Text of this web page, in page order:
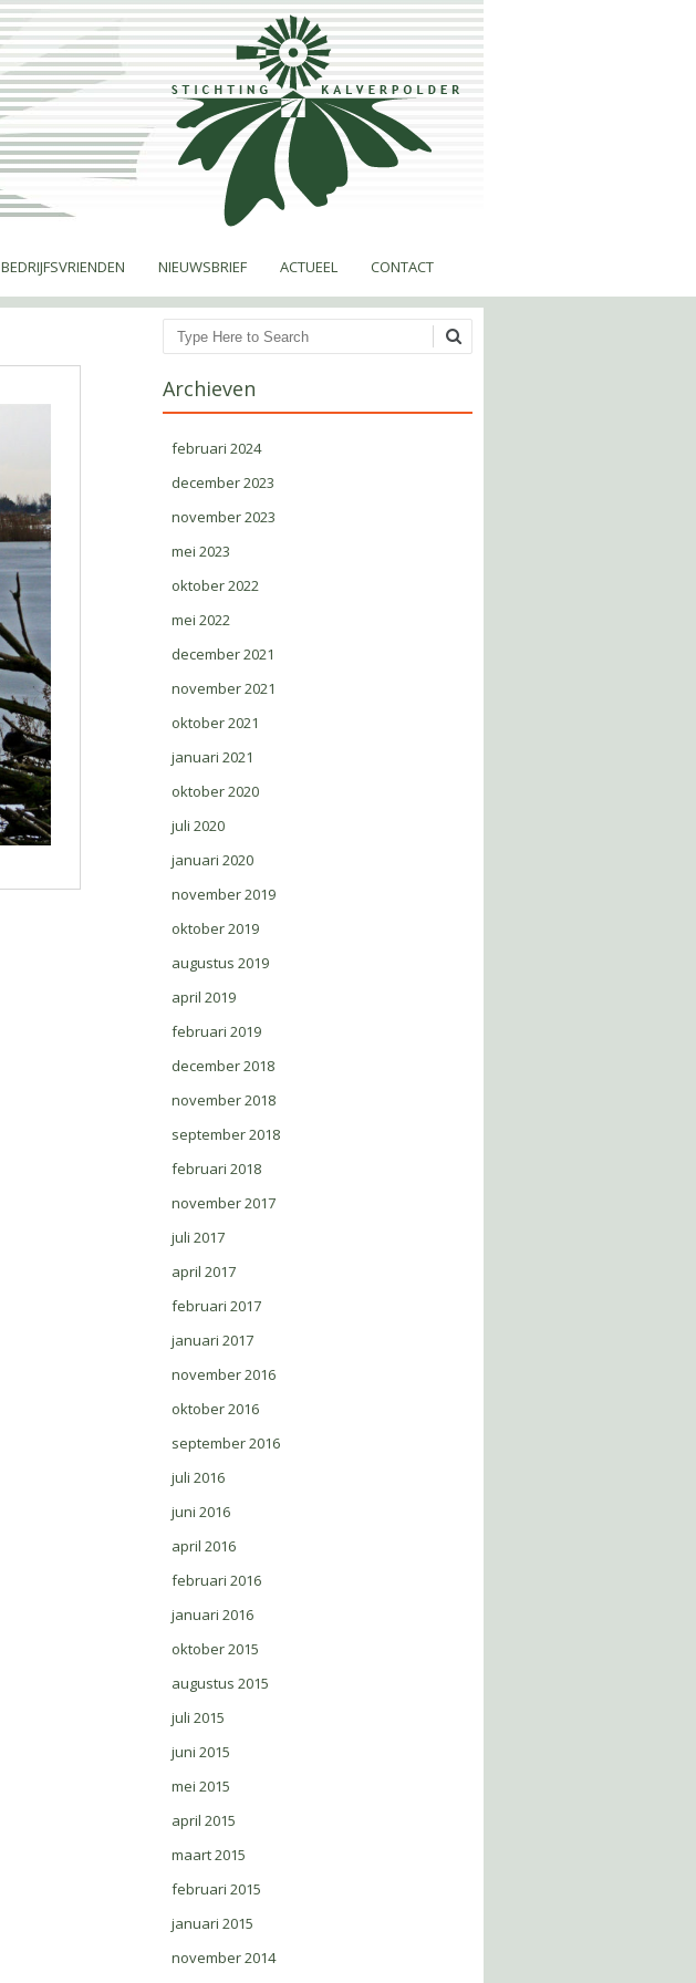
BEDRIJFSVRIENDEN NIEUWSBRIEF ACTUEEL CONTACT
Zoeken
Archieven
februari 2024
december 2023
november 2023
mei 2023
oktober 2022
mei 2022
december 2021
november 2021
oktober 2021
januari 2021
oktober 2020
juli 2020
januari 2020
november 2019
oktober 2019
augustus 2019
april 2019
februari 2019
december 2018
november 2018
september 2018
februari 2018
november 2017
juli 2017
april 2017
februari 2017
januari 2017
november 2016
oktober 2016
september 2016
juli 2016
juni 2016
april 2016
februari 2016
januari 2016
oktober 2015
augustus 2015
juli 2015
juni 2015
mei 2015
april 2015
maart 2015
februari 2015
januari 2015
november 2014